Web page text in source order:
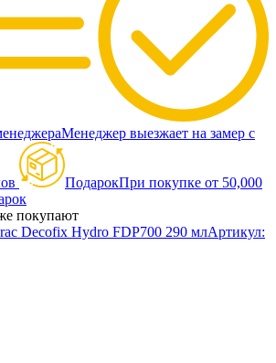
Менеджер выезжает на замер с
ПодарокПри покупке от 50,000
покупают
Decofix Hydro FDP700 290 млАртикул: